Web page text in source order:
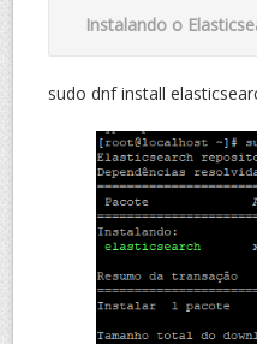
Instalando o
sudo dnf install